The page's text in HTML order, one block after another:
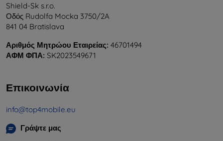
Shield-Sk s.r.o.
Οδός Rudolfa Mocka 3750/2A
841 04 Bratislava
Αριθμός Μητρώου Εταιρείας: 46701494
ΑΦΜ ΦΠΑ: SK2023549671
Επικοινωνία
info@top4mobile.eu
Γράψτε μας